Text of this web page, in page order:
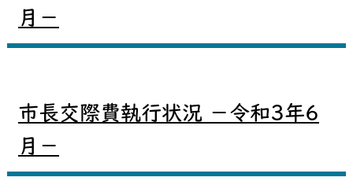
月－
市長交際費執行状況 －令和3年6
月－